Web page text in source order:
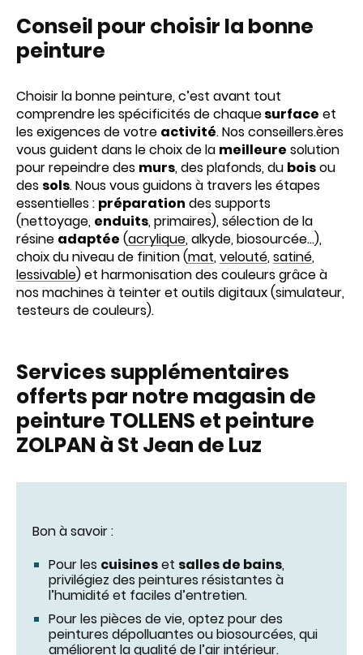
Conseil pour choisir la bonne
peinture
Choisir la bonne peinture, c’est avant tout
comprendre les spécificités de chaquesurface et
les exigences de votre activité. Nos conseillers.ères
vous guident dans le choix de la meilleure solution
pour repeindre des murs, des plafonds, du boisou
des sols. Nous vous guidons à travers les étapes
essentielles : préparation des supports
(nettoyage, enduits, primaires), sélection de la
résine adaptée (acrylique, alkyde, biosourcée…),
choix du niveau de finition (mat, velouté, satiné,
lessivable) et harmonisation des couleurs grâce à
nos machines à teinter et outils digitaux (simulateur,
testeurs de couleurs).
Services supplémentaires
offerts par notre magasin de
peinture TOLLENS et peinture
ZOLPAN à St Jean de Luz
Bon à savoir :
Pour les cuisineset salles de bains,
privilégiez des peintures résistantes à
l’humidité et faciles d’entretien.
Pour les pièces de vie, optez pour des
peintures dépolluantes ou biosourcées, qui
améliorent la qualité de l’air intérieur.